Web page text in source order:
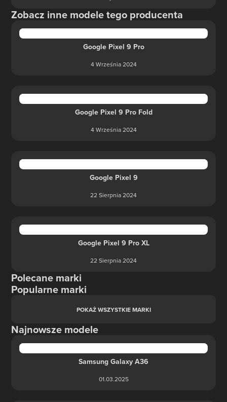
Zobacz inne modele tego producenta
Google Pixel 9 Pro
4 Września 2024
Google Pixel 9 Pro Fold
4 Września 2024
Google Pixel 9
22 Sierpnia 2024
Google Pixel 9 Pro XL
22 Sierpnia 2024
Polecane marki
Popularne marki
POKAŻ WSZYSTKIE MARKI
Najnowsze modele
Samsung Galaxy A36
01.03.2025